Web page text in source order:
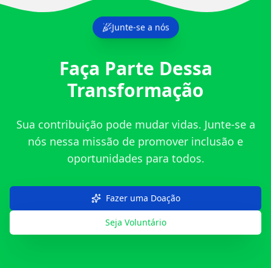
Junte-se a nós
Faça Parte Dessa
Transformação
Sua contribuição pode mudar vidas. Junte-se a
nós nessa missão de promover inclusão e
oportunidades para todos.
Fazer uma Doação
Seja Voluntário